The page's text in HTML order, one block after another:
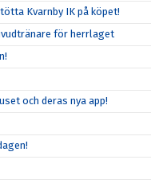
Kvarnby IK på köpet!
för herrlaget
och deras nya app!